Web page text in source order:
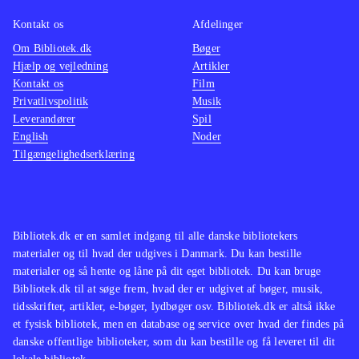
optages og uploades til My SingStar
Online .
I forhold til dansedelen i Singstar +
dance findes noget lignende i Just
dance (wii) og i "Dance central"
(xbox 360), men endnu er der ingen
andre, der indeholder både sang og
30 populære musikvideoer. Man skal
dog være opmærksom på, at spillet
kræver Singstar-mikrofoner,
Playstation Move-controllere og
Playstation Eye-kamera for at kunne
Bibliotek.dk er en samlet indgang til alle danske bibliotekers
materialer og til hvad der udgives i Danmark. Du kan bestille
materialer og så hente og låne på dit eget bibliotek. Du kan bruge
Bibliotek.dk til at søge frem, hvad der er udgivet af bøger, musik,
tidsskrifter, artikler, e-bøger, lydbøger osv. Bibliotek.dk er altså ikke
et fysisk bibliotek, men en database og service over hvad der findes på
danske offentlige biblioteker, som du kan bestille og få leveret til dit
Kontakt os
Om Bibliotek.dk
Hjælp og vejledning
Kontakt os
Privatlivspolitik
Leverandører
English
Tilgængelighedserklæring
Afdelinger
Bøger
Artikler
Film
Musik
Spil
Noder